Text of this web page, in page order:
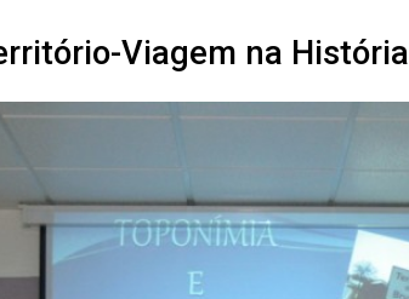
Viagem na História